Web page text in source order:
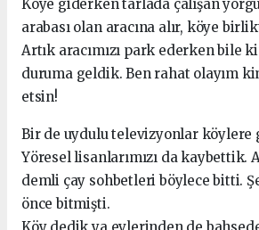
Köye giderken tarlada çalışan
arabası olan aracına alır, köye
Artık aracımızı park ederken bile
duruma geldik. Ben rahat olayım
etsin!
Bir de uydulu televizyonlar köylere
Yöresel lisanlarımızı da kaybettik.
demli çay sohbetleri böylece bitti.
önce bitmişti.
Köy dedik ya evlerinden de